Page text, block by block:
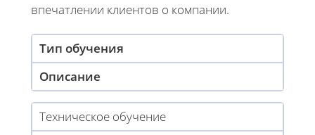
впечатлении клиентов о компании.
Тип обучения
Описание
Техническое обучение